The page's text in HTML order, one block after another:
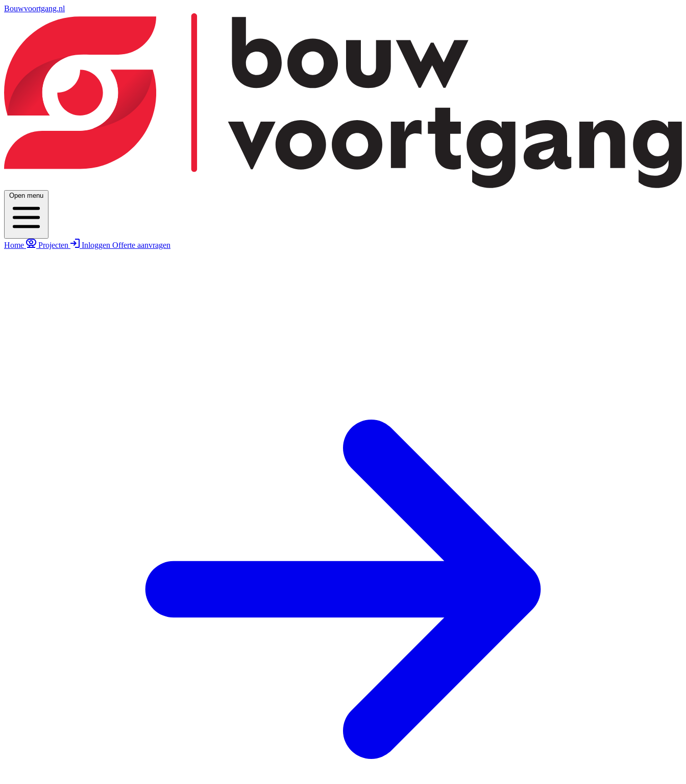
Bouwvoortgang.nl
Open menu
Home Projecten Inloggen Offerte aanvragen